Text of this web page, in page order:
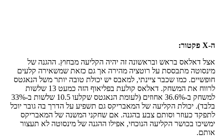
ה-X פקטור:
אצל דאלאס בראש ובראשונה זה יהיה הקליעה מבחוץ. ההגנה של
מינסוטה מתבססת על רוטציה מהירה אך גם כזאת שמשאירה קלעים
חופשיים. כמו שכבר ציינתי, למאבס יש יכולת טובה יותר משל הנאגטס
לרווח את המשחק. דאלאס קולעת בפליאוף הזה כמעט 13 שלשות
למשחק ב-36.6% אחוזים (לעומת הנאגטס שקלעו 10.5 שלשות ב-33%
בלבד). יכולת הקליעה של המאבריקס גם תשפיע על הדרך בה גובר יוכל
לתפקד כעוזר וסותם צבע בהגנה. אם שחקני המשנה של המאבריקס
ימשיכו בכושר הקליעה הנוכחי, אפילו ההגנה של מינסוטה לא תעצור
אותם.